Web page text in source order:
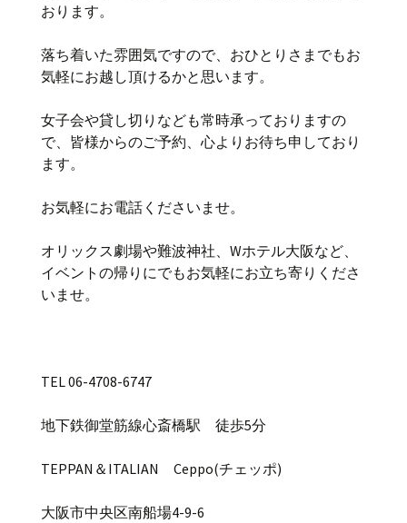
おります。
落ち着いた雰囲気ですので、おひとりさまでもお
気軽にお越し頂けるかと思います。
女子会や貸し切りなども常時承っておりますの
で、皆様からのご予約、心よりお待ち申しており
ます。
お気軽にお電話くださいませ。
オリックス劇場や難波神社、Wホテル大阪など、
イベントの帰りにでもお気軽にお立ち寄りくださ
いませ。
TEL 06-4708-6747
地下鉄御堂筋線心斎橋駅 徒歩5分
TEPPAN＆ITALIAN Ceppo(チェッポ)
大阪市中央区南船場4-9-6